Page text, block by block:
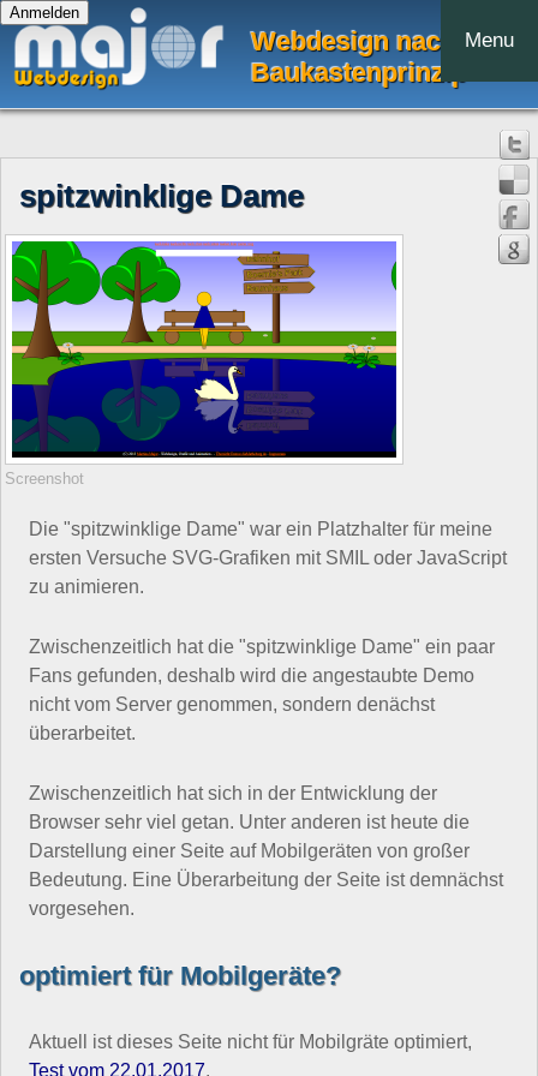
Webdesign nach dem
Baukastenprinzip
Menu
spitzwinklige Dame
Screenshot
Die "spitzwinklige Dame" war ein Platzhalter für meine
ersten Versuche SVG-Grafiken mit SMIL oder JavaScript
zu animieren.
Zwischenzeitlich hat die "spitzwinklige Dame" ein paar
Fans gefunden, deshalb wird die angestaubte Demo
nicht vom Server genommen, sondern denächst
überarbeitet.
Zwischenzeitlich hat sich in der Entwicklung der
Browser sehr viel getan. Unter anderen ist heute die
Darstellung einer Seite auf Mobilgeräten von großer
Bedeutung. Eine Überarbeitung der Seite ist demnächst
vorgesehen.
optimiert für Mobilgeräte?
Aktuell ist dieses Seite nicht für Mobilgräte optimiert,
Test vom 22.01.2017.